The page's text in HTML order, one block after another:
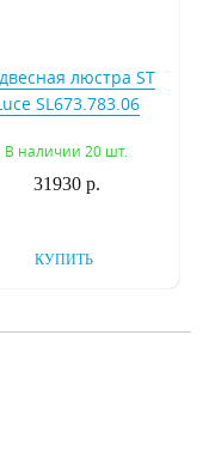
люстра ST
SL673.783.06
В наличии 20 шт.
31930 р.
КУПИТЬ